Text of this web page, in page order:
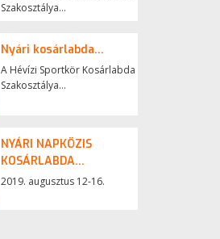
Szakosztálya...
Nyári kosárlabda...
A Hévízi Sportkör Kosárlabda
Szakosztálya...
NYÁRI NAPKÖZIS
KOSÁRLABDA...
2019. augusztus 12-16.